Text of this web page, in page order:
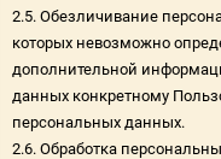
2.5. Обезличивание
которых невозможно
дополнительной
данных конкретному
персональных данных.
2.6. Обработка